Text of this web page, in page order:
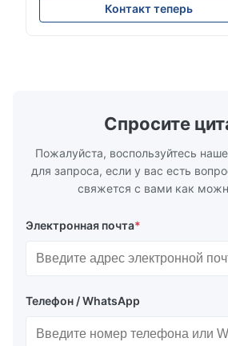
суммирующий счетчик * Любое
монтажное положение:
Контакт теперь
Спросите
Пожалуйста, воспользуйтесь
для запроса, если у вас есть
свяжется с вами как
Электронная почта*
Телефон / WhatsApp